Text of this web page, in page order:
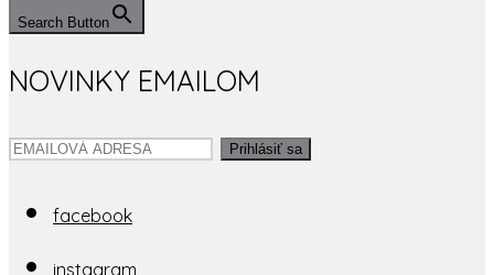
Search Button
NOVINKY EMAILOM
Prihlásiť sa
facebook
instagram